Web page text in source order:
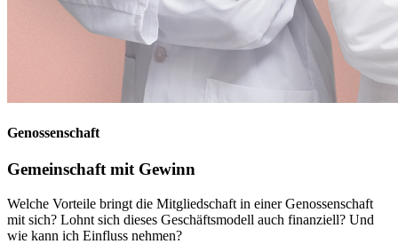
Genossenschaft
Gemeinschaft mit Gewinn
Welche Vorteile bringt die Mitgliedschaft in einer Genossenschaft
mit sich? Lohnt sich dieses Geschäftsmodell auch finanziell? Und
wie kann ich Einfluss nehmen?